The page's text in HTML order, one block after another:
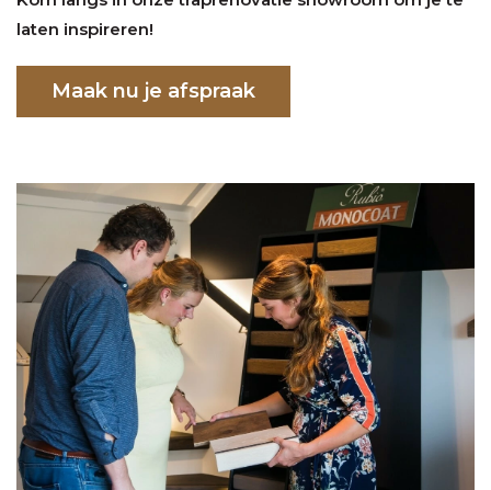
laten inspireren!
Maak nu je afspraak